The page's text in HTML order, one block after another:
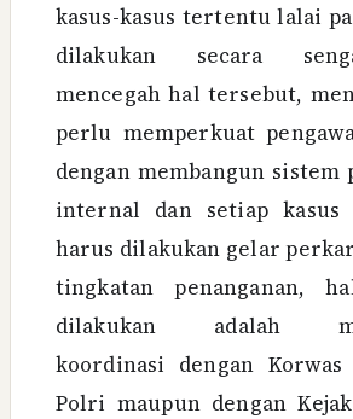
kasus-kasus tertentu lalai
dilakukan secara
mencegah hal tersebut,
perlu memperkuat
dengan membangun sistem
internal dan setiap kasus
harus dilakukan gelar
tingkatan penanganan,
dilakukan adalah
koordinasi dengan Korwas
Polri maupun dengan